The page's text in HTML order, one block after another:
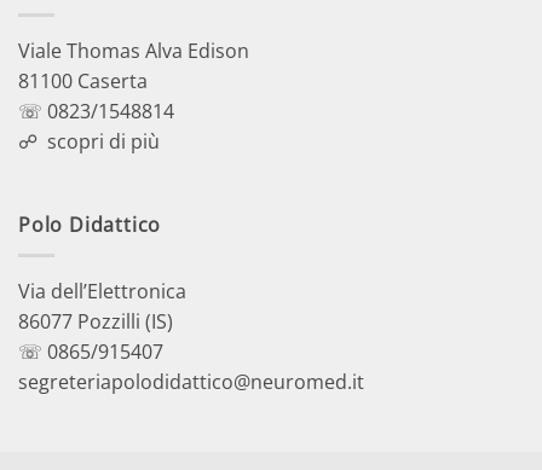
Viale Thomas Alva Edison
81100 Caserta
☏ 0823/1548814
☍ scopri di più
Polo Didattico
Via dell’Elettronica
86077 Pozzilli (IS)
☏ 0865/915407
segreteriapolodidattico@neuromed.it